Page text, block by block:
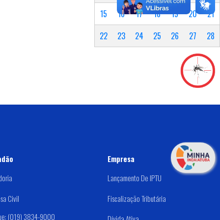
15
16 17 18 19 20
21
22
23 24 25 26 27 28
Civil
(019) 3834-9000
Empresa
Lançamento De IPTU
Fiscalização Tributária